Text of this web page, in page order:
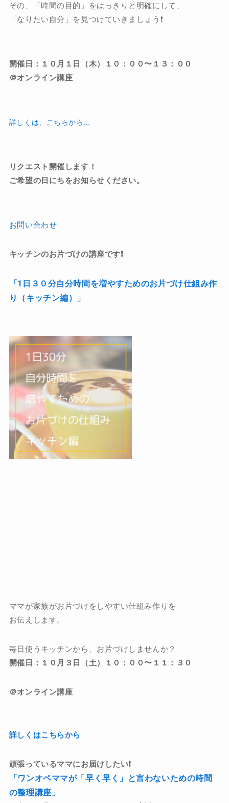
その、「時間の目的」をはっきりと明確にして、
「なりたい自分」を見つけていきましょう❗️
開催日：１０月１日（木）１０：００〜１３：００
＠オンライン講座
詳しくは、こちらから…
リクエスト開催します！
ご希望の日にちをお知らせください。
お問い合わせ
キッチンのお片づけの講座です❗️
「 1 日３０分自分時間を増やすためのお片づけ仕組み作
り（キッチン編）」
ママが家族がお片づけをしやすい仕組み作りを
お伝えします。
毎日使うキッチンから、お片づけしませんか？
開催日：１０月３日（土）１０：００〜１１：３０
＠オンライン講座
詳しくはこちらから
頑張っているママにお届けしたい❗️
「ワンオペママが「早く早く」と言わないための時間
の整理講座」